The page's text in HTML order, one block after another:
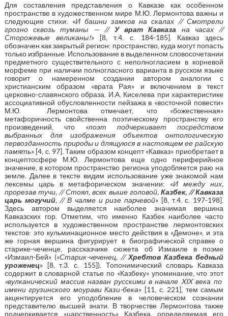
Для составления представления о Кавказе как особенном
пространстве в художественном мире М.Ю. Лермонтова важны и
следующие стихи: «И башни замков на скалах // Смотрели
грозно сквозь туманы — // У врат Кавказа на часах //
Сторожевые великаны!» [8, т.4. с. 184-185]. Кавказ здесь
обозначен как закрытый регион: пространство, куда могут попасть
только избранные. Использование в выделенном словосочетании
предметного существительного с неполногласием в корневой
морфеме при наличии полногласного варианта в русском языке
говорит о намеренном создании автором аналогии с
христианским образом «врата Рая» и включением в текст
церковно-славянского образа. И.А. Киселева при характеристике
ассоциативной обусловленности пейзажа в «восточной повести»
М.Ю. Лермонтова отмечает, что «божественная»
метафоричность свойственна поэтическому пространству его
произведений, что «поэт подчеркивает посредством
выбранных для изображения объектов онтологическую
первозданность природы и длящуюся в настоящем ее райскую
память» [4, с. 97]. Таким образом концепт «Кавказ» приобретает в
концептосфере М.Ю. Лермонтова еще одно периферийное
значение, в котором пространство региона уподобляется раю на
земле. Далее в тексте видим использование уже знакомой нам
лексемы царьв метафорическом значении: «И между них,
прорезав тучи, // Стоял, всех выше головой, Казбек, // Кавказа
царь могучий, // В чалме и ризе парчевой» [8, т.4. с. 197-198].
Здесь автором выделяется наиболее значимая вершина
Кавказских гор. Отметим, что именно Казбек наиболее часто
используется в художественном пространстве лермонтовских
текстов: это кульминационное место действия в «Демоне», и эта
же горная вершина фигурирует в биографической справке о
старике-чеченце, рассказчике сюжета об Измаиле в поэме
«Измаил-Бей» («Старик-чеченец, //Хребтов Казбека бедный
уроженец» [8, т.3. с. 155]). Топонимический словарь Кавказа
содержит в словарной статье по «Казбеку» упоминание, что этот
«вулканический массив назван русскими в начале XIX века по
имени грузинского моурави Кази-бека» [11, с. 221], тем самым
акцентируется его уподобление в человеческом сознании
представителю высшей знати. В творчестве Лермонтова также
подчеркивается «царственность» Казбека, определяемая его